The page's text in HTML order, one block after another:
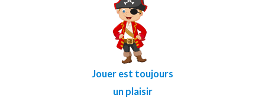
Jouer est toujours
un plaisir